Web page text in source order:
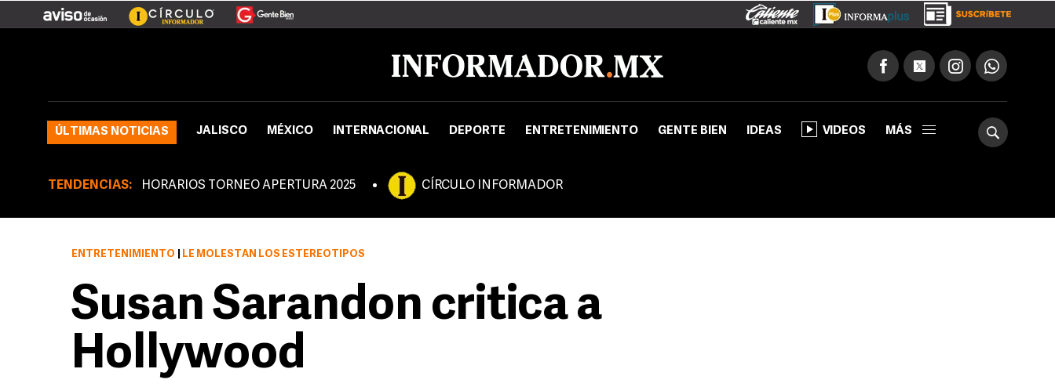
ÚLTIMAS NOTICIAS JALISCO MÉXICO INTERNACIONAL DEPORTE ENTRETENIMIENTO GENTE BIEN IDEAS VIDEOS MÁS
TENDENCIAS: HORARIOS TORNEO APERTURA 2025 CÍRCULO INFORMADOR
ENTRETENIMIENTO LE MOLESTAN LOS ESTEREOTIPOS
Susan Sarandon critica a
Hollywood